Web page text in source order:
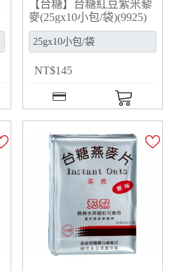
【台糖】台糖紅豆紫米藜
麥(25gx10小包/袋)(9925)
NT$145